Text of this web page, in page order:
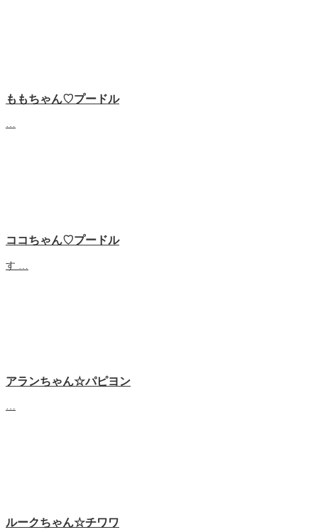
ももちゃん♡プードル
ココちゃん♡プードル
す …
アランちゃん☆パピヨン
ルークちゃん☆チワワ